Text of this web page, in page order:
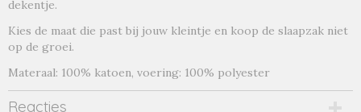
dekentje.
Kies de maat die past bij jouw kleintje en koop de slaapzak niet
op de groei.
Materaal: 100% katoen, voering: 100% polyester
Reacties